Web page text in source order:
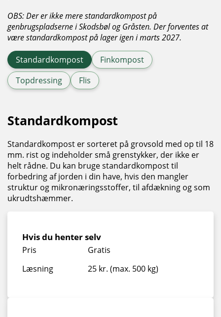
OBS: Der er ikke mere standardkompost på
genbrugspladserne i Skodsbøl og Gråsten. Der forventes at
være standardkompost på lager igen i marts 2027.
Standardkompost
Finkompost
Topdressing
Flis
Standardkompost
Standardkompost er sorteret på grovsold med op til 18
mm. rist og indeholder små grenstykker, der ikke er
helt rådne. Du kan bruge standardkompost til
forbedring af jorden i din have, hvis den mangler
struktur og mikronæringsstoffer, til afdækning og som
ukrudtshæmmer.
Hvis du henter selv
Pris
Gratis
Læsning
25 kr. (max. 500 kg)